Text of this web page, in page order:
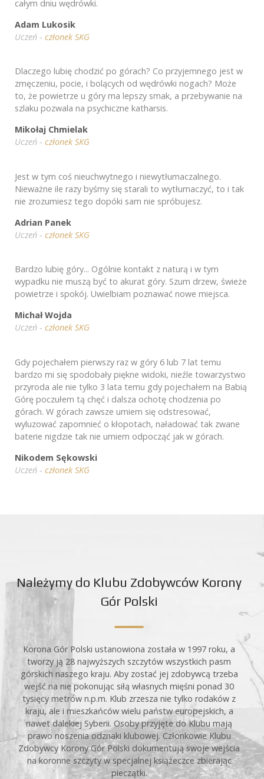
całym dniu wędrówki.
Adam Lukosik
Uczeń - członek SKG
Dlaczego lubię chodzić po górach? Co przyjemnego jest w
zmęczeniu, pocie, i bolących od wędrówki nogach? Może
to, że powietrze u góry ma lepszy smak, a przebywanie na
szlaku pozwala na psychiczne katharsis.
Mikołaj Chmielak
Uczeń - członek SKG
Jest w tym coś nieuchwytnego i niewytłumaczalnego.
Nieważne ile razy byśmy się starali to wytłumaczyć, to i tak
nie zrozumiesz tego dopóki sam nie spróbujesz.
Adrian Panek
Uczeń - członek SKG
Bardzo lubię góry... Ogólnie kontakt z naturą i w tym
wypadku nie muszą być to akurat góry. Szum drzew, świeże
powietrze i spokój. Uwielbiam poznawać nowe miejsca.
Michał Wojda
Uczeń - członek SKG
Gdy pojechałem pierwszy raz w góry 6 lub 7 lat temu
bardzo mi się spodobały piękne widoki, nieźle towarzystwo
przyroda ale nie tylko 3 lata temu gdy pojechałem na Babią
Górę poczułem tą chęć i dalsza ochotę chodzenia po
górach. W górach zawsze umiem się odstresować,
wyluzować zapomnieć o kłopotach, naładować tak zwane
baterie nigdzie tak nie umiem odpocząć jak w górach.
Nikodem Sękowski
Uczeń - członek SKG
Należymy do Klubu Zdobywców Korony
Gór Polski
Korona Gór Polski ustanowiona została w 1997 roku, a
tworzy ją 28 najwyższych szczytów wszystkich pasm
górskich naszego kraju. Aby zostać jej zdobywcą trzeba
wejść na nie pokonując siłą własnych mięśni ponad 30
tysięcy metrów n.p.m. Klub zrzesza nie tylko rodaków z
kraju, ale i mieszkańców wielu państw europejskich, a
nawet dalekiej Syberii. Osoby przyjęte do Klubu mają
prawo noszenia odznaki klubowej. Członkowie Klubu
Zdobywcy Korony Gór Polski dokumentują swoje wejścia
na koronne szczyty w specjalnej książeczce zbierając
pieczątki.